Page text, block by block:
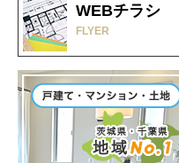
WEBチラシ
FLYER